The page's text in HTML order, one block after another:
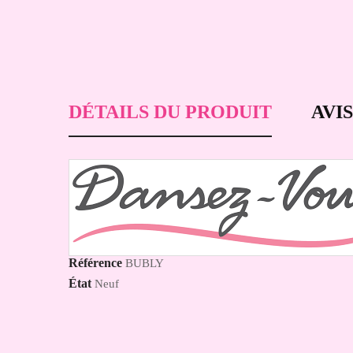
DÉTAILS DU PRODUIT
Référence BUBLY
État Neuf